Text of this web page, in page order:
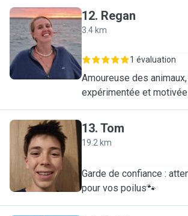
R
12. Regan
3.4 km
1 évaluation
Amoureuse des
expérimentée et
T
13. Tom
19.2 km
Garde de confiance :
pour vos poilus🐾